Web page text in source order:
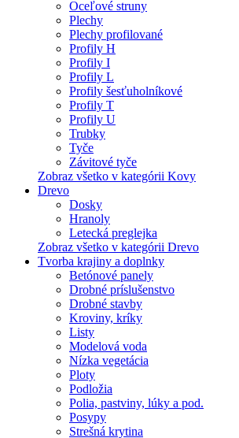
Oceľové struny
Plechy
Plechy profilované
Profily H
Profily I
Profily L
Profily šesťuholníkové
Profily T
Profily U
Trubky
Tyče
Závitové tyče
Zobraz všetko v kategórii Kovy
Drevo
Dosky
Hranoly
Letecká preglejka
Zobraz všetko v kategórii Drevo
Tvorba krajiny a doplnky
Betónové panely
Drobné príslušenstvo
Drobné stavby
Kroviny, kríky
Listy
Modelová voda
Nízka vegetácia
Ploty
Podložia
Polia, pastviny, lúky a pod.
Posypy
Strešná krytina